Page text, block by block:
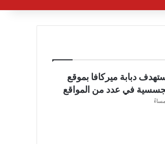
دبابة ‏ميركافا بموقع
تجسسية في عدد من المواقع